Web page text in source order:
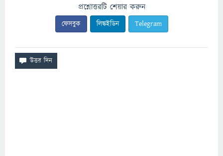
প্রশ্নোত্তরটি শেয়ার করুন
ফেসবুক লিঙ্কইডিন Telegram